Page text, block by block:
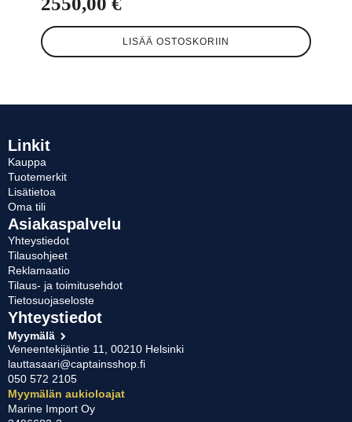
LISÄÄ OSTOSKORIIN
Linkit
Kauppa
Tuotemerkit
Lisätietoa
Oma tili
Asiakaspalvelu
Yhteystiedot
Tilausohjeet
Reklamaatio
Tilaus- ja toimitusehdot
Tietosuojaseloste
Yhteystiedot
Myymälä
Veneentekijäntie 11, 00210 Helsinki
lauttasaari@captainsshop.fi
050 572 2105
Myymälän aukioloajat
Marine Import Oy